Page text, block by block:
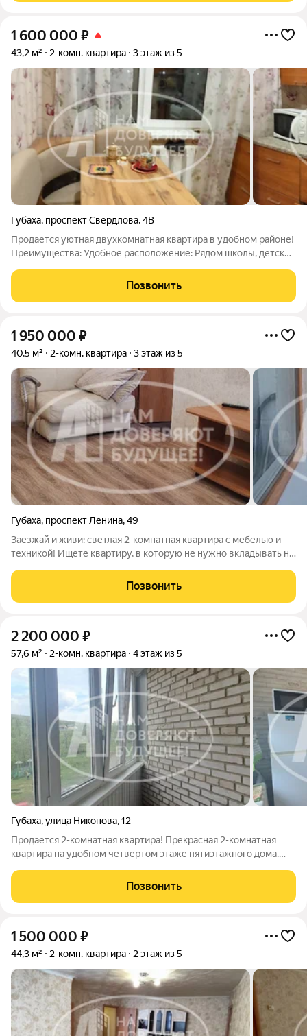
1 600 000 ₽
43,2 м² 2-комн. квартира 3 этаж из 5
Губаха, проспект Свердлова,4В
Продается уютная двухкомнатная квартира в удобном районе!
Преимущества: Удобное расположение: Рядом школы, детские
дома: Удобство для автовладельцев. Гибкие условия покупки:
Рассмотрим
Позвонить
1 950 000 ₽
40,5 м² 2-комн. квартира 3 этаж из 5
Губаха, проспект Ленина,49
Заезжай и живи: светлая 2-комнатная квартира с мебелью и
техникой! Ищете квартиру, в которую не нужно вкладывать ни
полностью готовая к проживанию двухкомнатная квартира в
отличном районе. Адрес:
Позвонить
2 200 000 ₽
57,6 м² 2-комн. квартира 4 этаж из 5
Губаха,улица Никонова,12
Продается 2-комнатная квартира! Прекрасная 2-комнатная
квартира на удобном четвертом этаже пятиэтажного дома.
же остается вся мебель и техника. Отличный вариант для
проживания и инвестиций!
Позвонить
1 500 000 ₽
44,3 м² 2-комн. квартира 2 этаж из 5